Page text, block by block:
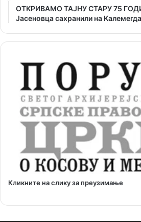
ОТKРИВАМО ТАЈНУ СТАРУ 75
Јасеновца сахранили на
Кликните на слику за преузимање